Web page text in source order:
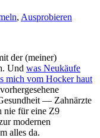
, Ausprobieren
der (meiner)
Und was Neukäufe
mich vom Hocker haut
— Zahnärzte
nie für eine Z9
modernen
alles da.